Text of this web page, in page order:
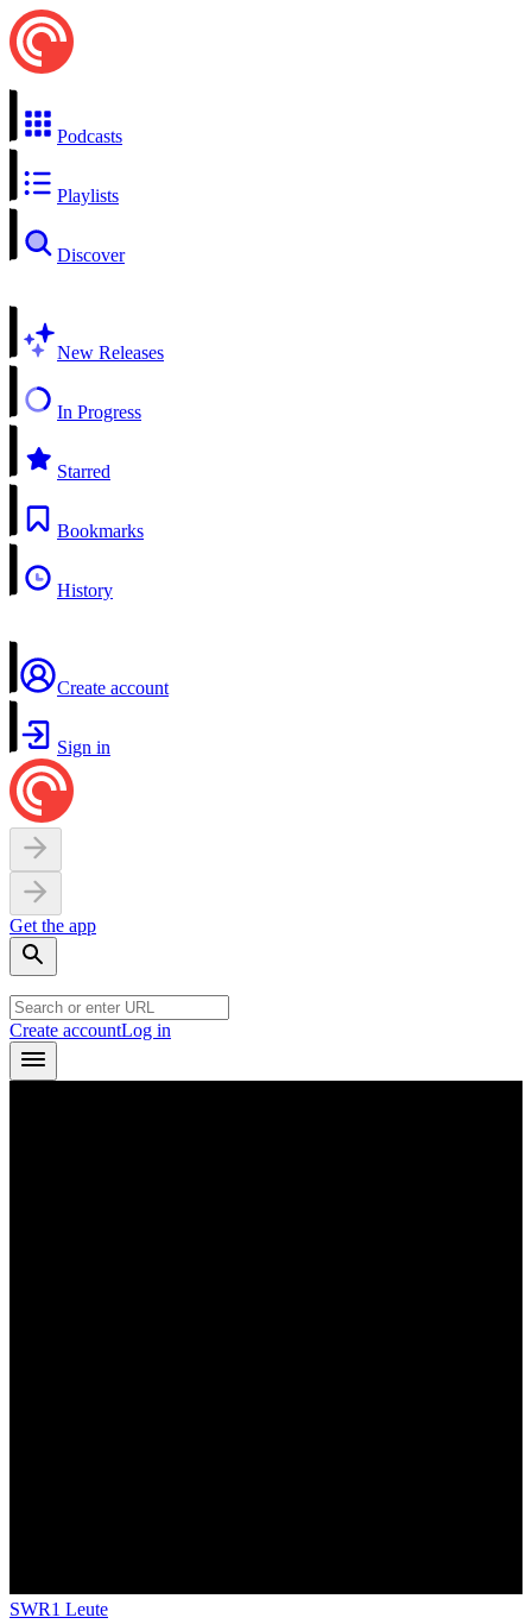
Podcasts
Playlists
Discover
New Releases
In Progress
Starred
Bookmarks
History
Create account
Sign in
Get the app
Create accountLog in
SWR1 Leute